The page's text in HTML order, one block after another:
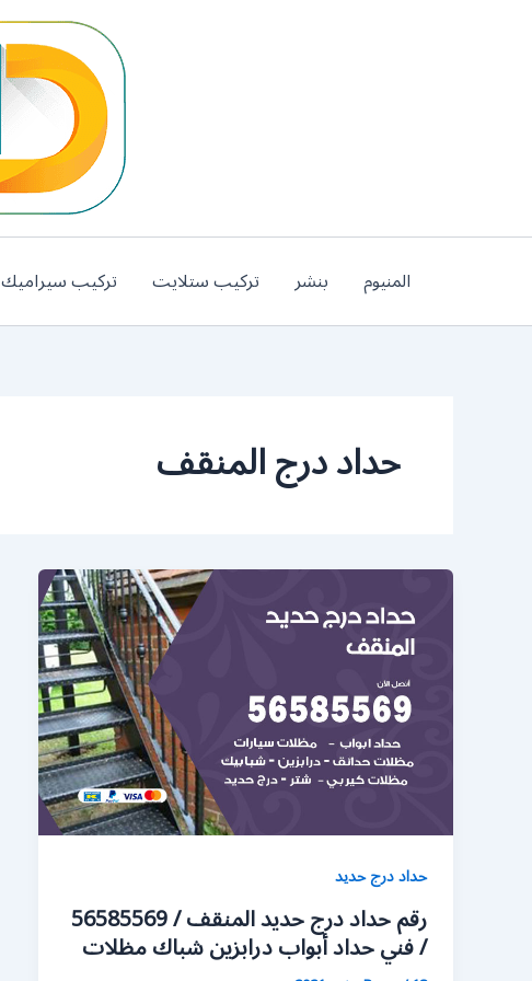
المنيوم بنشر تركيب ستلايت تركيب سيراميك
حداد درج المنقف
حداد درج حديد
رقم حداد درج حديد المنقف / 56585569
/ فني حداد أبواب درابزين شباك مظلات